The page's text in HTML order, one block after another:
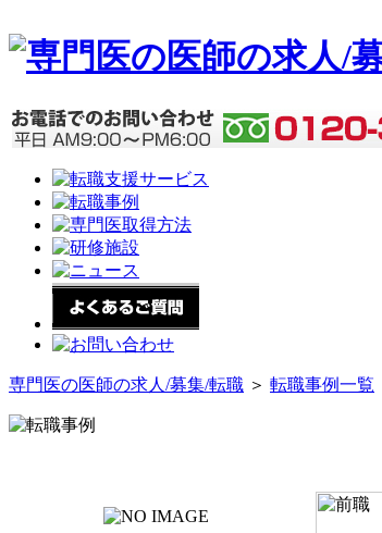
専門医の医師の求人/募集/転職 ＞ 転職事例一覧